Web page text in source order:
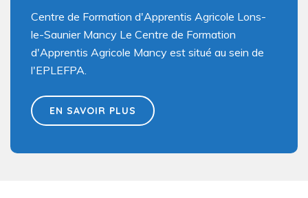
Centre de Formation d'Apprentis Agricole Lons-
le-Saunier Mancy Le Centre de Formation
d'Apprentis Agricole Mancy est situé au sein de
l'EPLEFPA.
EN SAVOIR PLUS